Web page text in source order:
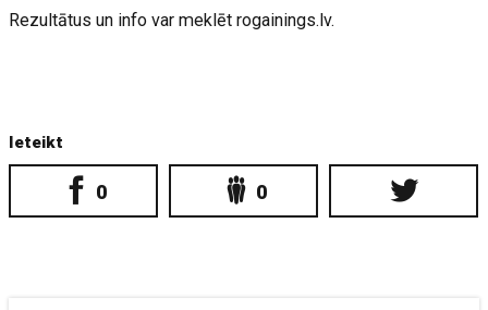
Rezultātus un info var meklēt rogainings.lv.
Ieteikt
0 0